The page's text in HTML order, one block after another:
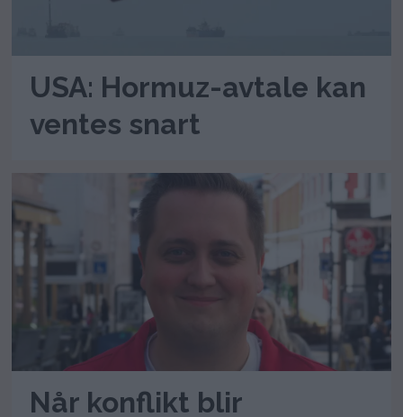
USA: Hormuz-avtale kan
ventes snart
Når konflikt blir